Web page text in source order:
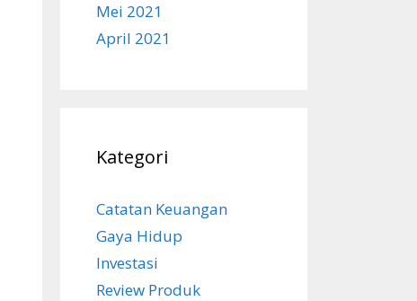
Mei 2021
April 2021
Kategori
Catatan Keuangan
Gaya Hidup
Investasi
Review Produk